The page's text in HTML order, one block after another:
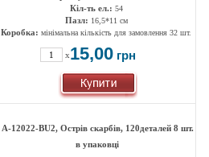
Кіл-ть ел.: 54
Пазл: 16,5*11 см
Коробка: мінімальна кількість для замовлення 32 шт.
x15,00 грн
A-12022-ВU2, Острів скарбів, 120деталей 8 шт.
в упаковці